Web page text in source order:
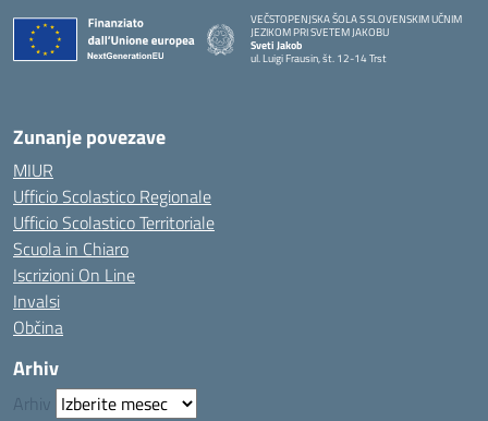
VEČSTOPENJSKA ŠOLA S SLOVENSKIM UČNIM
JEZIKOM PRI SVETEM JAKOBU
Sveti Jakob
ul. Luigi Frausin, št. 12-14 Trst
— Visita la pagina iniziale della scuola
Zunanje povezave
MIUR
Ufficio Scolastico Regionale
Ufficio Scolastico Territoriale
Scuola in Chiaro
Iscrizioni On Line
Invalsi
Občina
Arhiv
Arhiv